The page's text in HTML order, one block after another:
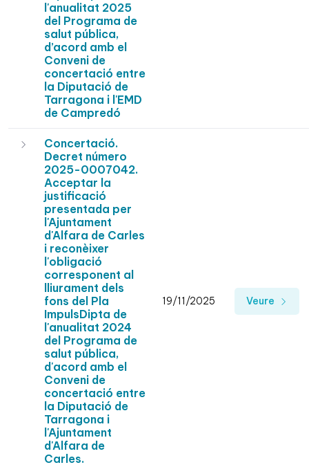
l'anualitat 2025
del Programa de
salut pública,
d’acord amb el
Conveni de
concertació entre
la Diputació de
Tarragona i l'EMD
de Campredó
Concertació.
Decret número
2025-0007042.
Acceptar la
justificació
presentada per
l'Ajuntament
d'Alfara de Carles
i reconèixer
l'obligació
corresponent al
lliurament dels
fons del Pla
ImpulsDipta de
l'anualitat 2024
del Programa de
salut pública,
d'acord amb el
Conveni de
concertació entre
la Diputació de
Tarragona i
l'Ajuntament
d'Alfara de
Carles.
19/11/2025 Veure